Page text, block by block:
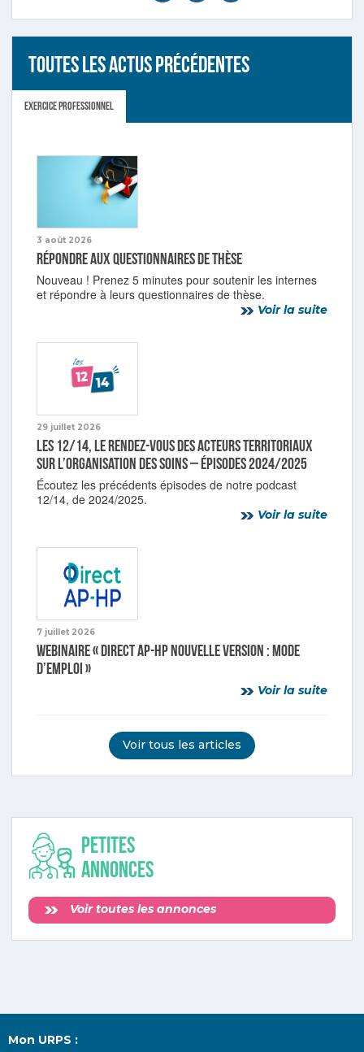
Toutes les actus précédentes
Exercice professionnel
3 août 2026
Répondre aux questionnaires de thèse
Nouveau ! Prenez 5 minutes pour soutenir les internes
et répondre à leurs questionnaires de thèse.
Voir la suite
29 juillet 2026
Les 12/14, le rendez-vous des acteurs territoriaux
sur l’organisation des soins – Épisodes 2024/2025
Écoutez les précédents épisodes de notre podcast
12/14, de 2024/2025.
Voir la suite
7 juillet 2026
Webinaire « Direct AP-HP nouvelle version : mode
d’emploi »
Voir la suite
Voir tous les articles
Petites
annonces
Voir toutes les annonces
Mon URPS :